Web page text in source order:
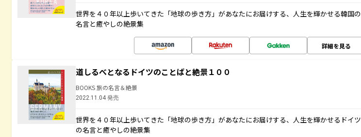
世界を４０年以上歩いてきた「地球の歩き方」があなたにお届けする、人生を輝かせる韓国の
名言と癒やしの絶景集
詳細を見る
道しるべとなるドイツのことばと絶景１００
BOOKS 旅の名言＆絶景
2022.11.04 発売
世界を４０年以上歩いてきた「地球の歩き方」があなたにお届けする、人生を輝かせるドイツ
の名言と癒やしの絶景集